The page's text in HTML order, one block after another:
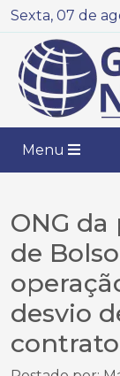
Sexta, 07 de
Menu
ONG
de
desvio